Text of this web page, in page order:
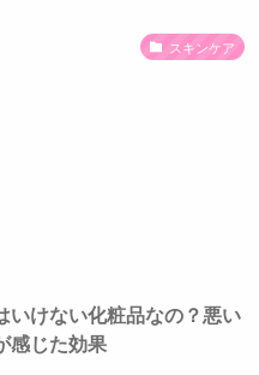
スキンケア
いけない化粧品なの？悪い
感じた効果